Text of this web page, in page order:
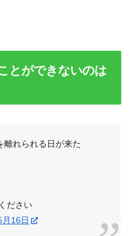
とができないのは
離れられる日が来た
ださい
16日